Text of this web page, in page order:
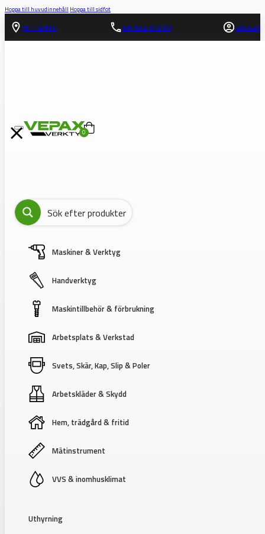
Hoppa till huvudinnehåll Hoppa till sidfot
HITTA HIT! 08-562 372 00 LOGGA IN
0
Maskiner & Verktyg
Handverktyg
Maskintillbehör & förbrukning
Arbetsplats & Verkstad
Svets, Skär, Kap, Slip & Poler
Arbetskläder & Skydd
Hem, trädgård & fritid
Mätinstrument
VVS & inomhusklimat
Uthyrning